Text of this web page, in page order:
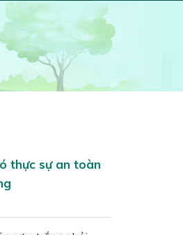
thực sự an toàn